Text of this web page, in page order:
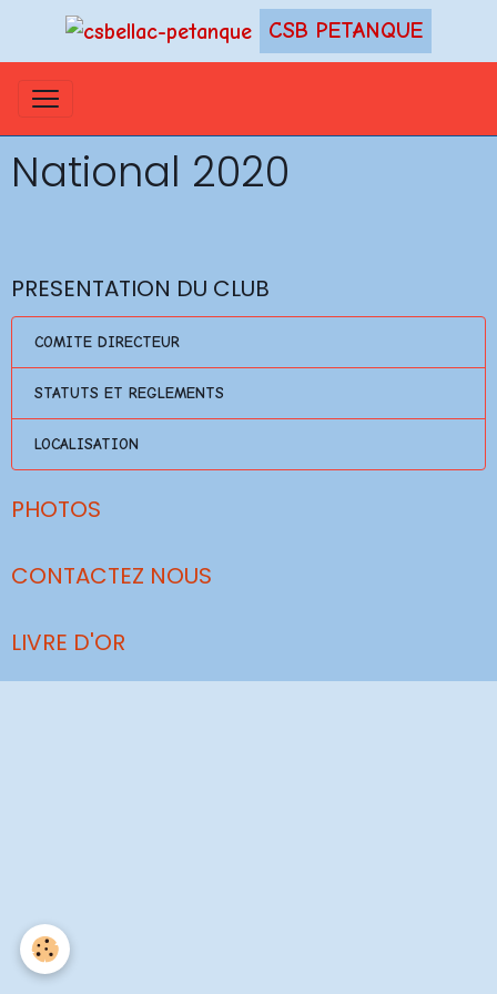
CSB PETANQUE
National 2020
PRESENTATION DU CLUB
COMITE DIRECTEUR
STATUTS ET REGLEMENTS
LOCALISATION
PHOTOS
CONTACTEZ NOUS
LIVRE D'OR